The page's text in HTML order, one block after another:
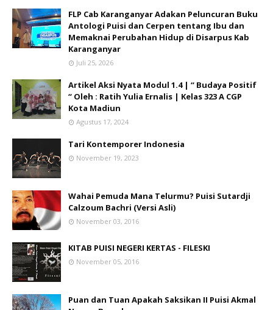
FLP Cab Karanganyar Adakan Peluncuran Buku
Antologi Puisi dan Cerpen tentang Ibu dan
Memaknai Perubahan Hidup di Disarpus Kab
Karanganyar
Juli 25, 2026
Artikel Aksi Nyata Modul 1.4 | “ Budaya Positif
“ Oleh : Ratih Yulia Ernalis | Kelas 323 A CGP
Kota Madiun
Agustus 17, 2024
Tari Kontemporer Indonesia
November 19, 2023
Wahai Pemuda Mana Telurmu? Puisi Sutardji
Calzoum Bachri (Versi Asli)
November 03, 2016
KITAB PUISI NEGERI KERTAS - FILESKI
November 05, 2016
Puan dan Tuan Apakah Saksikan II Puisi Akmal